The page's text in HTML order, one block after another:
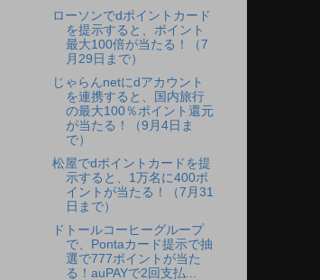
ローソンでdポイントカード
を提示すると、ポイント
最大100倍が当たる！（7
月29日まで）
じゃらんnetにdアカウント
を連携すると、国内旅行
の最大100％ポイント還元
が当たる！（9月4日ま
で）
松屋でdポイントカードを提
示すると、1万名に400ポ
イントが当たる！（7月31
日まで）
ドトールコーヒーグループ
で、Pontaカード提示で抽
選で777ポイントが当た
る！auPAYで2回支払...